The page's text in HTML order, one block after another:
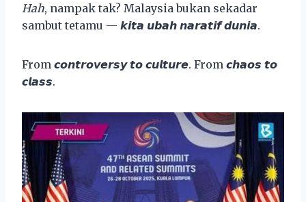
Hah, nampak tak? Malaysia bukan sekadar
sambut tetamu — 𝙠𝙞𝙩𝙖 𝙪𝙗𝙖𝙝 𝙣𝙖𝙧𝙖𝙩𝙞𝙛 𝙙𝙪𝙣𝙞𝙖.
From 𝙘𝙤𝙣𝙩𝙧𝙤𝙫𝙚𝙧𝙨𝙮 𝙩𝙤 𝙘𝙪𝙡𝙩𝙪𝙧𝙚. From 𝙘𝙝𝙖𝙤𝙨 𝙩𝙤
𝙘𝙡𝙖𝙨𝙨.